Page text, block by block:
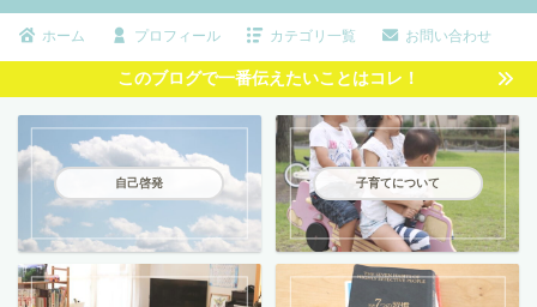
ホーム プロフィール カテゴリ一覧 お問い合わせ
このブログで一番伝えたいことはコレ！
自己啓発 子育てについて